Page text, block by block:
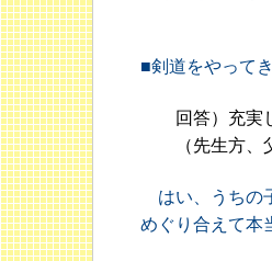
■剣道をやって
回答）充実し
（先生方、父
はい、うちの
めぐり合えて本